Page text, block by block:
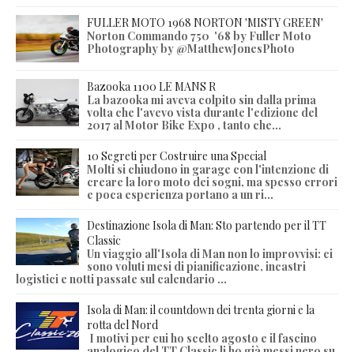
FULLER MOTO 1968 NORTON 'MISTY GREEN'
Norton Commando 750 '68 by Fuller Moto
Photography by @MatthewJonesPhoto
Bazooka 1100 LE MANS R
La bazooka mi aveva colpito sin dalla prima
volta che l'avevo vista durante l'edizione del
2017 al Motor Bike Expo , tanto che...
10 Segreti per Costruire una Special
Molti si chiudono in garage con l'intenzione di
creare la loro moto dei sogni, ma spesso errori
e poca esperienza portano a un ri...
Destinazione Isola di Man: Sto partendo per il TT
Classic
Un viaggio all'Isola di Man non lo improvvisi: ci
sono voluti mesi di pianificazione, incastri
logistici e notti passate sul calendario ...
Isola di Man: il countdown dei trenta giorni e la
rotta del Nord
I motivi per cui ho scelto agosto e il fascino